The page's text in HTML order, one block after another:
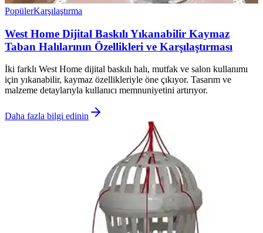
PopülerKarşılaştırma
West Home Dijital Baskılı Yıkanabilir Kaymaz
Taban Halılarının Özellikleri ve Karşılaştırması
İki farklı West Home dijital baskılı halı, mutfak ve salon kullanımı
için yıkanabilir, kaymaz özellikleriyle öne çıkıyor. Tasarım ve
malzeme detaylarıyla kullanıcı memnuniyetini artırıyor.
Daha fazla bilgi edinin